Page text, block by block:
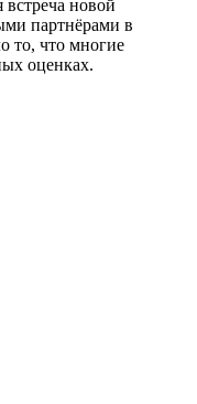
новой
партнёрами в
то, что многие
оценках.